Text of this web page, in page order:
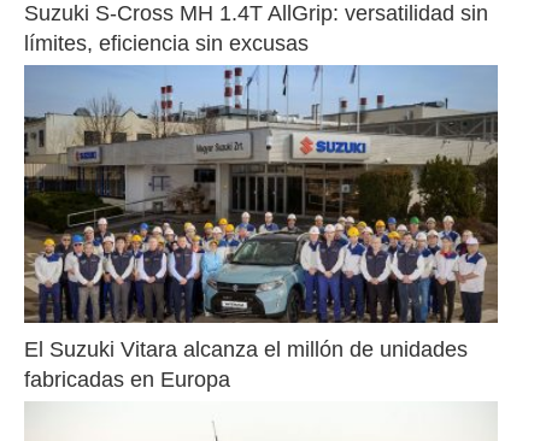
Suzuki S-Cross MH 1.4T AllGrip: versatilidad sin
límites, eficiencia sin excusas
El Suzuki Vitara alcanza el millón de unidades
fabricadas en Europa